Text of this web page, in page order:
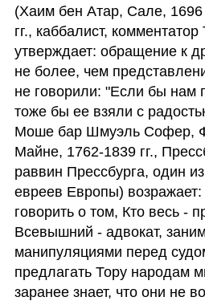
(Хаим бен Атар, Сале,
гг., каббалист,
утверждает: обращение к
не более, чем
не говорили: "Если бы нам
тоже бы ее взяли с
Моше бар Шмуэль Софер,
Майне, 1762-1839 гг.,
раввин Прессбурга, один
евреев Европы) возражает:
говорить о том, Кто весь -
Всевышний - адвокат,
манипуляциями перед
предлагать Тору народам
заранее знает, что они не